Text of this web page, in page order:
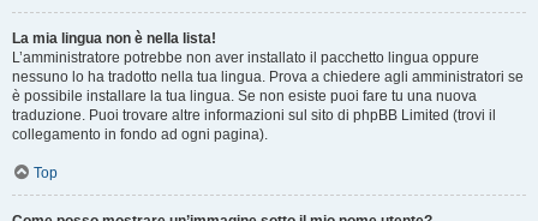
La mia lingua non è nella lista!
L’amministratore potrebbe non aver installato il pacchetto lingua oppure
nessuno lo ha tradotto nella tua lingua. Prova a chiedere agli amministratori se
è possibile installare la tua lingua. Se non esiste puoi fare tu una nuova
traduzione. Puoi trovare altre informazioni sul sito di phpBB Limited (trovi il
collegamento in fondo ad ogni pagina).
Top